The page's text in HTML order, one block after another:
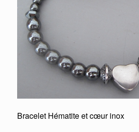
Bracelet Hématite et cœur inox